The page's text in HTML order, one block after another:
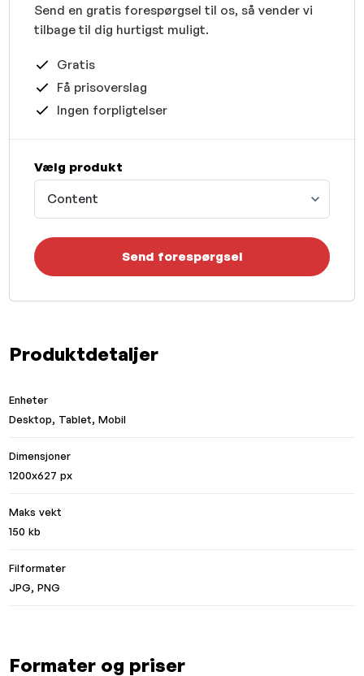
Produktdetaljer
Enheter
Desktop, Tablet, Mobil
Dimensjoner
1200x627 px
Maks vekt
150 kb
Filformater
JPG, PNG
Formater og priser
Send en gratis forespørgsel til os, så vender vi
tilbage til dig hurtigst muligt.
Gratis
Få prisoverslag
Ingen forpligtelser
Vælg produkt
Content
Send forespørgsel